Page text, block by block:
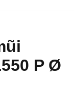
P Ø